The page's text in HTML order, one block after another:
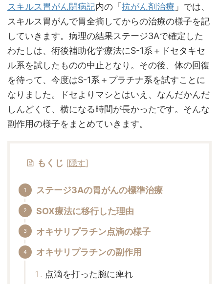
スキルス胃がん闘病記内の「抗がん剤治療 」では、
スキルス胃がんで胃全摘してからの治療の様子を記
していきます。病理の結果ステージ3Aで確定した
わたしは、術後補助化学療法にS-1系＋ドセタキセ
ル系を試したものの中止となり。その後、体の回復
を待って、今度はS-1系＋プラチナ系を試すことに
なりました。ドセよりマシとはいえ、なんだかんだ
しんどくて、横になる時間が長かったです。そんな
副作用の様子をまとめていきます。
もくじ [隠す]
ステージ3Aの胃がんの標準治療
SOX療法に移行した理由
オキサリプラチン点滴の様子
オキサリプラチンの副作用
点滴を打った腕に痺れ